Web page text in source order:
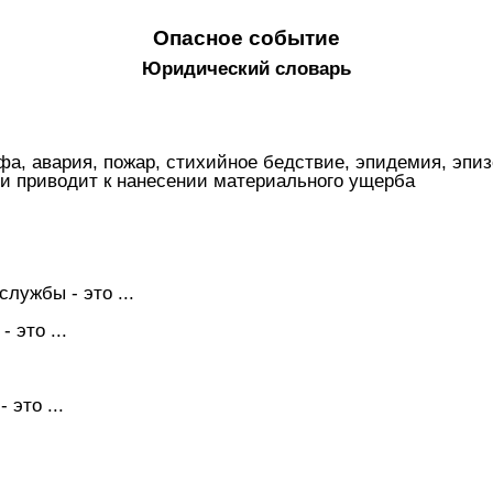
Опасное событие
Юридический словарь
авария, пожар, стихийное бедствие, эпидемия,
приводит к нанесении материального ущерба
- это ...
это ...
это ...